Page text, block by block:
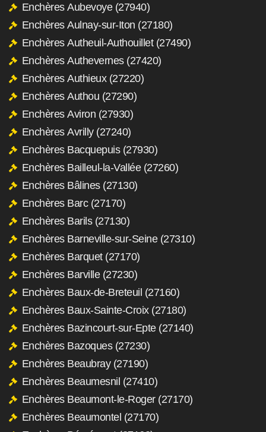
Enchères Aubevoye (27940)
Enchères Aulnay-sur-Iton (27180)
Enchères Autheuil-Authouillet (27490)
Enchères Authevernes (27420)
Enchères Authieux (27220)
Enchères Authou (27290)
Enchères Aviron (27930)
Enchères Avrilly (27240)
Enchères Bacquepuis (27930)
Enchères Bailleul-la-Vallée (27260)
Enchères Bâlines (27130)
Enchères Barc (27170)
Enchères Barils (27130)
Enchères Barneville-sur-Seine (27310)
Enchères Barquet (27170)
Enchères Barville (27230)
Enchères Baux-de-Breteuil (27160)
Enchères Baux-Sainte-Croix (27180)
Enchères Bazincourt-sur-Epte (27140)
Enchères Bazoques (27230)
Enchères Beaubray (27190)
Enchères Beaumesnil (27410)
Enchères Beaumont-le-Roger (27170)
Enchères Beaumontel (27170)